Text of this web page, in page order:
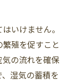
いけません。
殖を促すこと
の流れを確保
湿気の蓄積を